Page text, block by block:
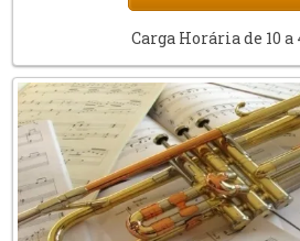
Carga Horária de 10 a